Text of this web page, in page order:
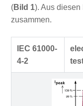
(Bild 1). Aus
zusammen.
IEC 61000-
4-2